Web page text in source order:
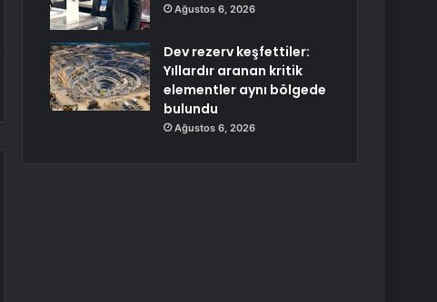
Ağustos 6, 2026
Dev rezerv keşfettiler:
Yıllardır aranan kritik
elementler aynı bölgede
bulundu
Ağustos 6, 2026